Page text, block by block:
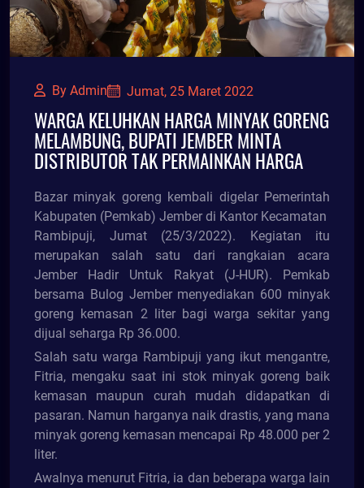
By Admin Jumat, 25 Maret 2022
WARGA KELUHKAN HARGA MINYAK GORENG
MELAMBUNG, BUPATI JEMBER MINTA
DISTRIBUTOR TAK PERMAINKAN HARGA
Bazar minyak goreng kembali digelar Pemerintah
Kabupaten (Pemkab) Jember di Kantor Kecamatan
Rambipuji, Jumat (25/3/2022). Kegiatan itu
merupakan salah satu dari rangkaian acara
Jember Hadir Untuk Rakyat (J-HUR). Pemkab
bersama Bulog Jember menyediakan 600 minyak
goreng kemasan 2 liter bagi warga sekitar yang
dijual seharga Rp 36.000.
Salah satu warga Rambipuji yang ikut mengantre,
Fitria, mengaku saat ini stok minyak goreng baik
kemasan maupun curah mudah didapatkan di
pasaran. Namun harganya naik drastis, yang mana
minyak goreng kemasan mencapai Rp 48.000 per 2
liter.
Awalnya menurut Fitria, ia dan beberapa warga lain